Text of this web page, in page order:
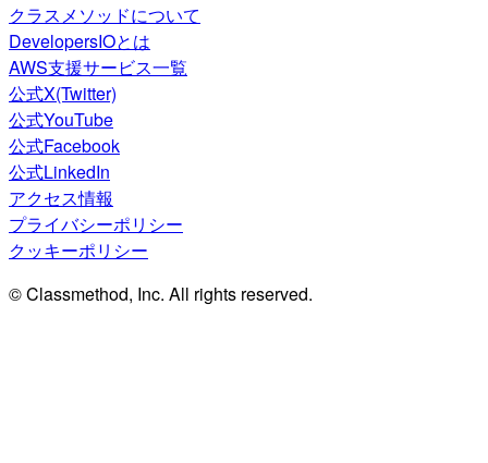
クラスメソッドについて
DevelopersIOとは
AWS支援サービス一覧
公式X(Twitter)
公式YouTube
公式Facebook
公式LinkedIn
アクセス情報
プライバシーポリシー
クッキーポリシー
© Classmethod, Inc. All rights reserved.